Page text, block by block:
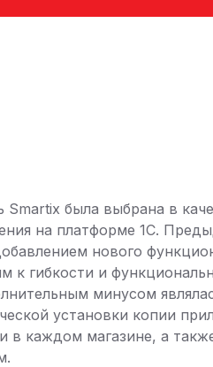
Smartix была выбрана в
на платформе 1С.
нового
к гибкости и
минусом
установки копии
в каждом магазине, а